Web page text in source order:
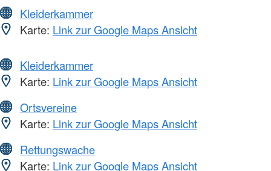
Kleiderkammer
Karte: Link zur Google Maps Ansicht
Kleiderkammer
Karte: Link zur Google Maps Ansicht
Ortsvereine
Karte: Link zur Google Maps Ansicht
Rettungswache
Karte: Link zur Google Maps Ansicht